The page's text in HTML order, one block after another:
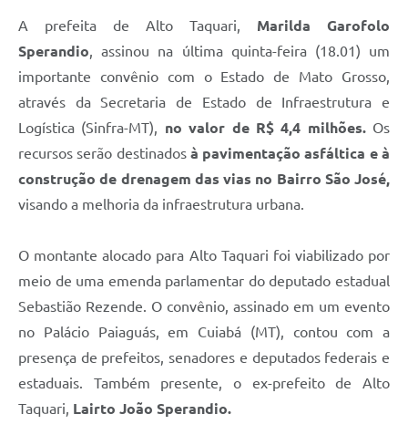
A prefeita de Alto Taquari, Marilda Garofolo
Sperandio , assinou na última quinta-feira (18.01) um
importante convênio com o Estado de Mato Grosso,
através da Secretaria de Estado de Infraestrutura e
Logística (Sinfra-MT), no valor de R$ 4,4 milhões. Os
recursos serão destinados à pavimentação asfáltica e à
construção de drenagem das vias no Bairro São José,
visando a melhoria da infraestrutura urbana.
O montante alocado para Alto Taquari foi viabilizado por
meio de uma emenda parlamentar do deputado estadual
Sebastião Rezende. O convênio, assinado em um evento
no Palácio Paiaguás, em Cuiabá (MT), contou com a
presença de prefeitos, senadores e deputados federais e
estaduais. Também presente, o ex-prefeito de Alto
Taquari, Lairto João Sperandio.